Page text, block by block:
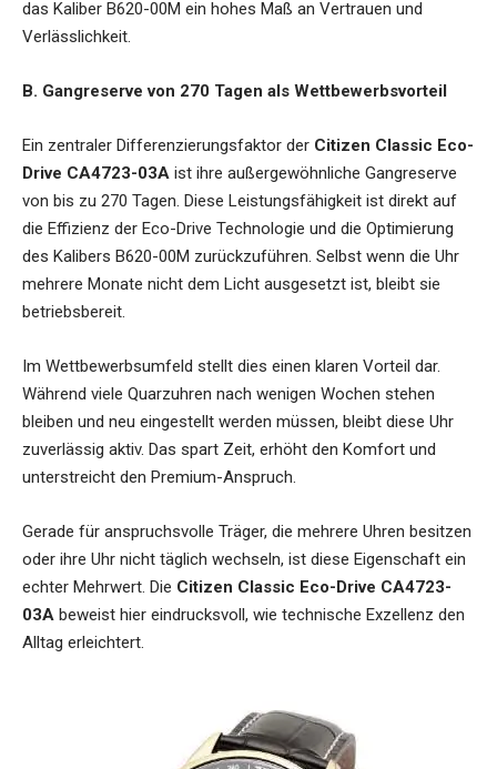
das Kaliber B620-00M ein hohes Maß an Vertrauen und
Verlässlichkeit.
B. Gangreserve von 270 Tagen als Wettbewerbsvorteil
Ein zentraler Differenzierungsfaktor der Citizen Classic Eco-
Drive CA4723-03A ist ihre außergewöhnliche Gangreserve
von bis zu 270 Tagen. Diese Leistungsfähigkeit ist direkt auf
die Effizienz der Eco-Drive Technologie und die Optimierung
des Kalibers B620-00M zurückzuführen. Selbst wenn die Uhr
mehrere Monate nicht dem Licht ausgesetzt ist, bleibt sie
betriebsbereit.
Im Wettbewerbsumfeld stellt dies einen klaren Vorteil dar.
Während viele Quarzuhren nach wenigen Wochen stehen
bleiben und neu eingestellt werden müssen, bleibt diese Uhr
zuverlässig aktiv. Das spart Zeit, erhöht den Komfort und
unterstreicht den Premium-Anspruch.
Gerade für anspruchsvolle Träger, die mehrere Uhren besitzen
oder ihre Uhr nicht täglich wechseln, ist diese Eigenschaft ein
echter Mehrwert. Die Citizen Classic Eco-Drive CA4723-
03A beweist hier eindrucksvoll, wie technische Exzellenz den
Alltag erleichtert.